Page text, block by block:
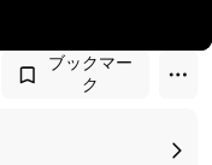
ブックマー
ク